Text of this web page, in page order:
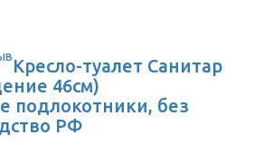
Кресло-туалет Санитар
46см)
подлокотники, без
РФ